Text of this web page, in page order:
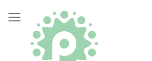
na
vsebino